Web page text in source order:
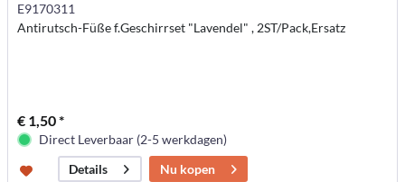
E9170311
Antirutsch-Füße f.Geschirrset "Lavendel" , 2ST/Pack,Ersatz
€ 1,50 *
Direct Leverbaar (2-5 werkdagen)
Details
Nu kopen